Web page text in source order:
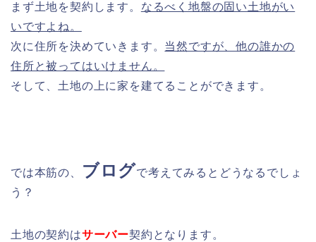
まず土地を契約します。 なるべく地盤の固い土地がい
いですよね。
次に住所を決めていきます。 当然ですが、他の誰かの
住所と被ってはいけません。
そして、土地の上に家を建てることができます。
では本筋の、 ブログで考えてみるとどうなるでしょ
う？
土地の契約はサーバー契約となります。